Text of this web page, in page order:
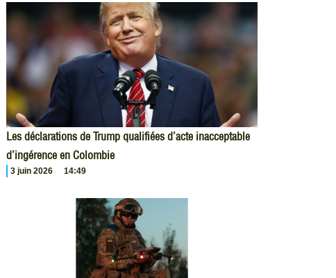
Les déclarations de Trump qualifiées d’acte inacceptable
d’ingérence en Colombie
3 juin 2026 14:49